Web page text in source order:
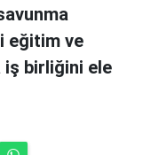
eğitim ve
iş birliğini ele